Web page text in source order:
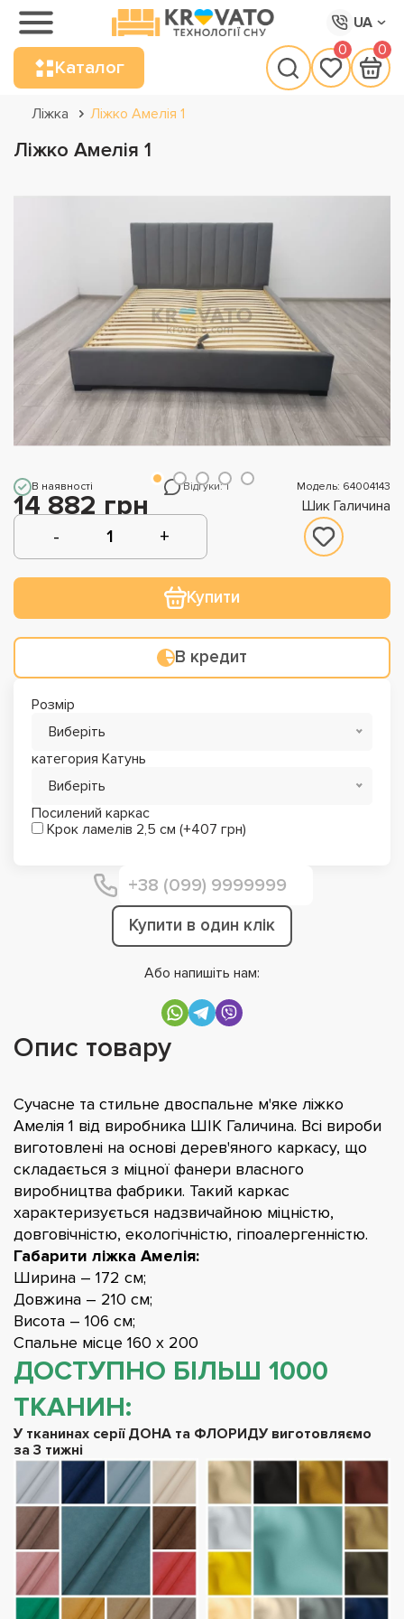
UA
Каталог
0 0
Ліжка Ліжко Амелія 1
Ліжко Амелія 1
В наявності Відгуки: 1 Модель: 64004143
14 882 грн Шик Галичина
Купити
В кредит
Розмір
Виберіть
категория Катунь
Виберіть
Посилений каркас
Крок ламелів 2,5 см (+407 грн)
Купити в один клік
Або напишіть нам:
Опис товару
Сучасне та стильне двоспальне м'яке ліжко
Амелія 1 від виробника ШІК Галичина. Всі вироби
виготовлені на основі дерев'яного каркасу, що
складається з міцної фанери власного
виробництва фабрики. Такий каркас
характеризується надзвичайною міцністю,
довговічністю, екологічністю, гіпоалергенністю.
Габарити ліжка Амелія:
Ширина – 172 см;
Довжина – 210 см;
Висота – 106 см;
Спальне місце 160 х 200
ДОСТУПНО БІЛЬШ 1000
ТКАНИН:
У тканинах серії ДОНА та ФЛОРИДУ виготовляємо
за 3 тижні